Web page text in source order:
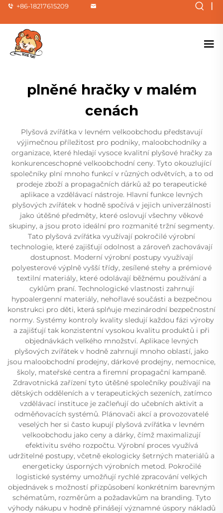
+86-18217615209 |
plněné hračky v malém
cenách
Plyšová zvířátka v levném velkoobchodu představují
výjimečnou příležitost pro podniky, maloobchodníky a
organizace, které hledají vysoce kvalitní plyšové hračky za
konkurenceschopné velkoobchodní ceny. Tyto okouzlující
společníky plní mnoho funkcí v různých odvětvích, a to od
prodeje zboží a propagačních dárků až po terapeutické
aplikace a vzdělávací nástroje. Hlavní funkce levných
plyšových zvířátek v hodně spočívá v jejich univerzálnosti
jako útěšné předměty, které oslovují všechny věkové
skupiny, a jsou proto ideální pro rozmanité tržní segmenty.
Tato plyšová zvířátka využívají pokročilé výrobní
technologie, které zajišťují odolnost a zároveň zachovávají
dostupnost. Moderní výrobní postupy využívají
polyesterové výplně vyšší třídy, zesílené stehy a prémiové
textilní materiály, které odolávají běžnému používání a
cyklům praní. Technologické vlastnosti zahrnují
hypoalergenní materiály, nehořlavé součásti a bezpečnou
konstrukci pro děti, která splňuje mezinárodní bezpečnostní
normy. Systémy kontroly kvality sledují každou fázi výroby
a zajišťují tak konzistentní vysokou kvalitu produktů i při
objednávkách velkého množství. Aplikace levných
plyšových zvířátek v hodně zahrnují mnoho oblastí, jako
jsou maloobchodní prodejny, dárkové prodejny, nemocnice,
školy, mateřské centra a firemní propagační kampaně.
Zdravotnická zařízení tyto útěšné společníky používají na
dětských odděleních a v terapeutických sezeních, zatímco
vzdělávací instituce je začleňují do učebních aktivit a
odměňovacích systémů. Plánovači akcí a provozovatelé
veselých her si často kupují plyšová zvířátka v levném
velkoobchodu jako ceny a dárky, čímž maximalizují
efektivitu svého rozpočtu. Výrobní proces využívá
udržitelné postupy, včetně ekologicky šetrných materiálů a
energeticky úsporných výrobních metod. Pokročilé
logistické systémy umožňují rychlé zpracování velkých
objednávek s možností přizpůsobení konkrétním barevným
schématům, rozměrům a požadavkům na branding. Tyto
výhody nákupu v hodně přinášejí významné úspory nákladů